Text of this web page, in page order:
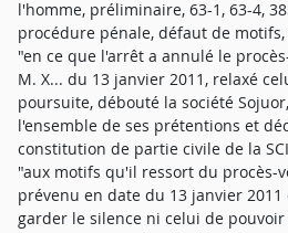
l'homme, préliminaire, 63-1, 63-4,
procédure pénale, défaut de
"en ce que l'arrêt a annulé le
M. X... du 13 janvier 2011, relaxé
poursuite, débouté la société
l'ensemble de ses prétentions et
constitution de partie civile de la
"aux motifs qu'il ressort du procès-
prévenu en date du 13 janvier
garder le silence ni celui de